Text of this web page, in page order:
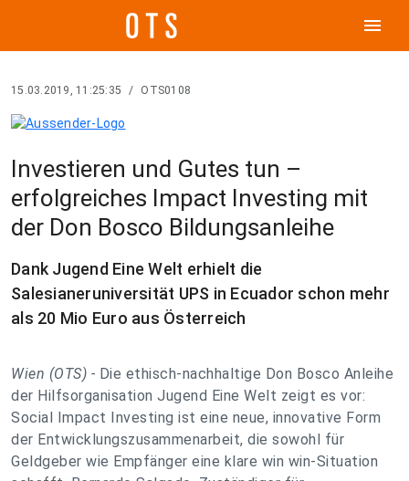
menu
15.03.2019, 11:25:35 / OTS0108
Investieren und Gutes tun –
erfolgreiches Impact Investing mit
der Don Bosco Bildungsanleihe
Dank Jugend Eine Welt erhielt die
Salesianeruniversität UPS in Ecuador schon mehr
als 20 Mio Euro aus Österreich
Wien (OTS) - Die ethisch-nachhaltige Don Bosco Anleihe
der Hilfsorganisation Jugend Eine Welt zeigt es vor:
Social Impact Investing ist eine neue, innovative Form
der Entwicklungszusammenarbeit, die sowohl für
Geldgeber wie Empfänger eine klare win win-Situation